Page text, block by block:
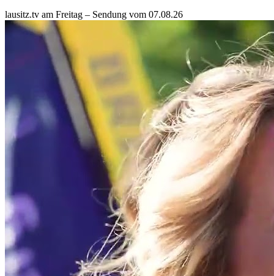
lausitz.tv am Freitag – Sendung vom 07.08.26